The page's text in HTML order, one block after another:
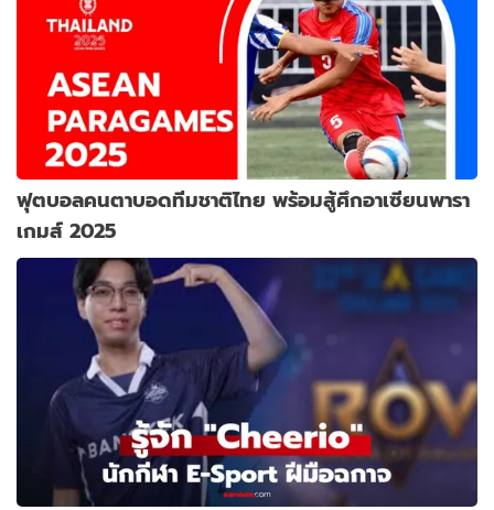
ฟุตบอลคนตาบอดทีมชาติไทย พร้อมสู้ศึกอาเซียนพารา
เกมส์ 2025